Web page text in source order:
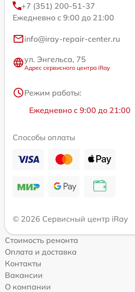
+7 (351) 200-51-37
Ежедневно с 9:00 до 21:00
info@iray-repair-center.ru
ул. Энгельса, 75
Адрес сервисного центра iRay
Режим работы:
Ежедневно с 9:00 до 21:00
Способы оплаты
© 2026 Сервисный центр iRay
Стоимость ремонта
Оплата и доставка
Контакты
Вакансии
О компании